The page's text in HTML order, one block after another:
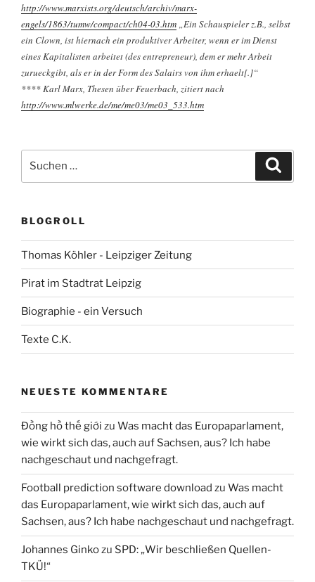
http://www.marxists.org/deutsch/archiv/marx-
engels/1863/tumw/compact/ch04-03.htm „Ein Schauspieler z.B., selbst
ein Clown, ist hiernach ein produktiver Arbeiter, wenn er im Dienst
eines Kapitalisten arbeitet (des entrepreneur), dem er mehr Arbeit
zurueckgibt, als er in der Form des Salairs von ihm erhaelt[.]“
**** Karl Marx, Thesen über Feuerbach, zitiert nach
http://www.mlwerke.de/me/me03/me03_533.htm
nach:
BLOGROLL
Thomas Köhler - Leipziger Zeitung
Pirat im Stadtrat Leipzig
Biographie - ein Versuch
Texte C.K.
NEUESTE KOMMENTARE
Đồng hồ thế giới zu Was macht das Europaparlament,
wie wirkt sich das, auch auf Sachsen, aus? Ich habe
nachgeschaut und nachgefragt.
Football prediction software download zu Was macht
das Europaparlament, wie wirkt sich das, auch auf
Sachsen, aus? Ich habe nachgeschaut und nachgefragt.
Johannes Ginkozu SPD: „Wir beschließen Quellen-
TKÜ!“